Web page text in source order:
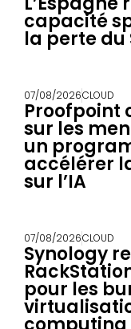
capacité
la perte du
07/08/2026CLOUD
Proofpoint
sur les
un
accélérer
sur l’IA
07/08/2026CLOUD
Synology
pour les